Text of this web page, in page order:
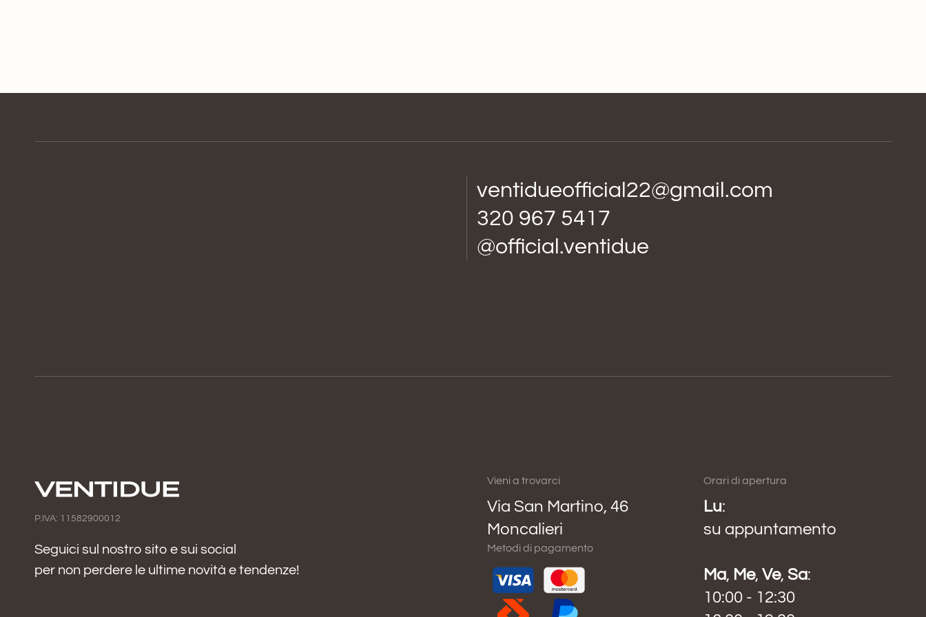
ventidueofficial22@gmail.com
320 967 5417
@official.ventidue
P.IVA: 11582900012
Seguici sul nostro sito e sui social
per non perdere le ultime novità e tendenze!
Vieni a trovarci
Via San Martino, 46
Moncalieri
Metodi di pagamento
Orari di apertura
Lu:
su appuntamento
Ma, Me, Ve, Sa:
10:00 - 12:30